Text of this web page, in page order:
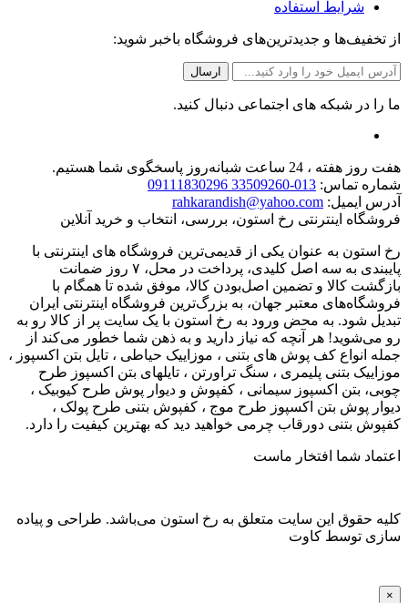
شرایط استفاده
از تخفیف‌ها و جدیدترین‌های فروشگاه باخبر شوید:
ما را در شبکه های اجتماعی دنبال کنید.
هفت روز هفته ، 24 ساعت شبانه‌روز پاسخگوی شما هستیم.
شماره تماس: 013-33509260 09111830296
آدرس ایمیل: rahkarandish@yahoo.com
فروشگاه اینترنتی رخ استون، بررسی، انتخاب و خرید آنلاین
رخ استون به عنوان یکی از قدیمی‌ترین فروشگاه های اینترنتی با
پایبندی به سه اصل کلیدی، پرداخت در محل، ۷ روز ضمانت
بازگشت کالا و تضمین اصل‌بودن کالا، موفق شده تا همگام با
فروشگاه‌های معتبر جهان، به بزرگ‌ترین فروشگاه اینترنتی ایران
تبدیل شود. به محض ورود به رخ استون با یک سایت پر از کالا رو به
رو می‌شوید! هر آنچه که نیاز دارید و به ذهن شما خطور می‌کند از
جمله انواع کف پوش های بتنی ، موزاییک حیاطی ، تایل بتن اکسپوز ،
موزاییک بتنی پلیمری ، سنگ تراورتن ، تایلهای بتن اکسپوز طرح
چوبی، بتن اکسپوز سیمانی ، کفپوش و دیوار پوش طرح کیوبیک ،
دیوار پوش بتن اکسپوز طرح موج ، کفپوش بتنی طرح پولک ،
کفپوش بتنی دورقاب چرمی خواهید دید که بهترین کیفیت را دارد.
اعتماد شما افتخار ماست
کلیه حقوق این سایت متعلق به رخ استون می‌باشد. طراحی و پیاده
سازی توسط کاوت
×